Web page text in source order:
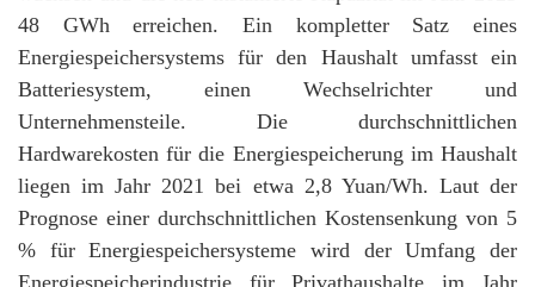
48 GWh erreichen. Ein kompletter Satz eines
Energiespeichersystems für den Haushalt umfasst ein
Batteriesystem, einen Wechselrichter und
Unternehmensteile. Die durchschnittlichen
Hardwarekosten für die Energiespeicherung im Haushalt
liegen im Jahr 2021 bei etwa 2,8 Yuan/Wh. Laut der
Prognose einer durchschnittlichen Kostensenkung von 5
% für Energiespeichersysteme wird der Umfang der